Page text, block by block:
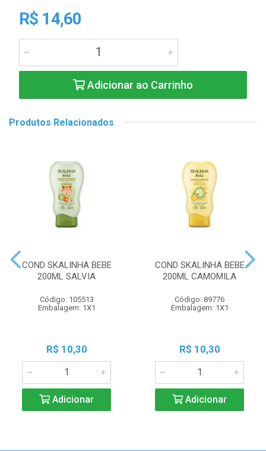
R$ 14,60
Adicionar ao Carrinho
Produtos Relacionados
COND SKALINHA BEBE
200ML SALVIA
Código: 105513
Embalagem: 1X1
R$ 10,30
Adicionar
COND SKALINHA BEBE
200ML CAMOMILA
Código: 89776
Embalagem: 1X1
R$ 10,30
Adicionar